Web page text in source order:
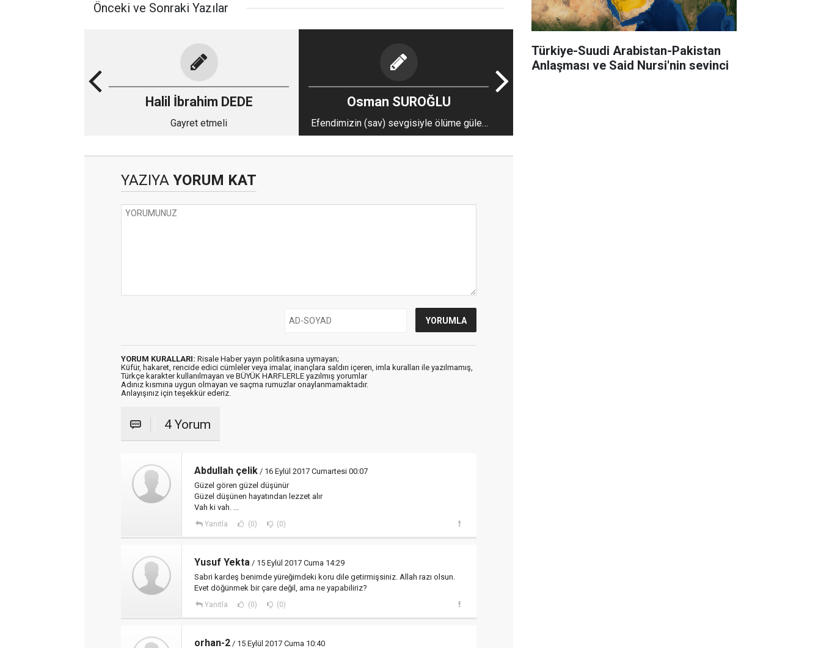
Önceki ve Sonraki Yazılar
Halil İbrahim DEDE
Gayret etmeli
Osman SUROĞLU
Efendimizin (sav) sevgisiyle ölüme gülen
insan
YAZIYA YORUM KAT
YORUM KURALLARI: Risale Haber yayın politikasına uymayan;
Küfür, hakaret, rencide edici cümleler veya imalar, inançlara saldırı içeren, imla kuralları ile yazılmamış,
Türkçe karakter kullanılmayan ve BÜYÜK HARFLERLE yazılmış yorumlar
Adınız kısmına uygun olmayan ve saçma rumuzlar onaylanmamaktadır.
Anlayışınız için teşekkür ederiz.
4 Yorum
Abdullah çelik / 16 Eylül 2017 Cumartesi 00:07
Güzel gören güzel düşünür
Güzel düşünen hayatından lezzet alır
Vah ki vah. ...
Yanıtla (0) (0)
Yusuf Yekta / 15 Eylül 2017 Cuma 14:29
Sabri kardeş benimde yüreğimdeki koru dile getirmişsiniz. Allah razı olsun.
Evet döğünmek bir çare değil, ama ne yapabiliriz?
Yanıtla (0) (0)
orhan-2 / 15 Eylül 2017 Cuma 10:40
Türkiye-Suudi Arabistan-Pakistan
Anlaşması ve Said Nursi'nin sevinci